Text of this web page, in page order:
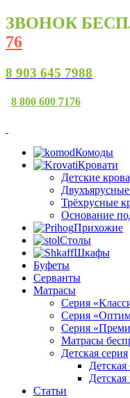
ЗВОНОК
76
8 903 645 7988
8 800 600 7176
Комоды
Кровати
Детские
Трёхрусные
Основание
Прихожие
Столы
Шкафы
Буфеты
Серванты
Матрасы
Серия
Серия
Серия
Матрасы
Детская серия
Статьи